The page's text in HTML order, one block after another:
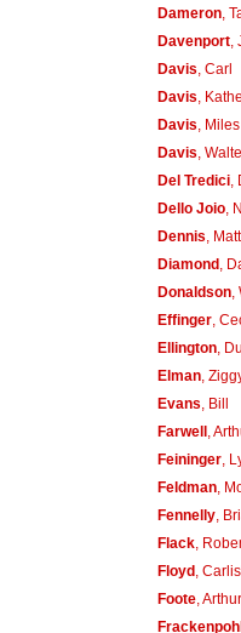
Dameron,
Davenport,
Davis , Carl
Davis ,
Davis , Miles
Davis ,
Del Tredici,
Dello Joio,
Dennis , Matt
Diamond,
Donaldson,
Effinger,
Ellington,
Elman,
Evans , Bill
Farwell,
Feininger,
Feldman,
Fennelly,
Flack,
Floyd,
Foote, Arthur